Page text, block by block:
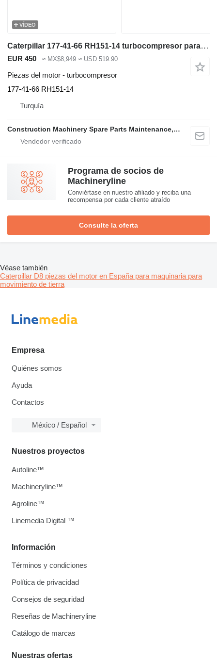
VÍDEO
Caterpillar 177-41-66 RH151-14 turbocompresor para Caterpillar D8 and D9 bulldozer
EUR 450 ≈ MX$8,949 ≈ USD 519.90
Piezas del motor - turbocompresor
177-41-66 RH151-14
Turquía
Construction Machinery Spare Parts Maintenance, Repair and Sales Company
Programa de socios de
Machineryline
Conviértase en nuestro afiliado y reciba una
recompensa por cada cliente atraído
Consulte la oferta
Véase también
Caterpillar D8 piezas del motor en España para maquinaria para
movimiento de tierra
Empresa
Quiénes somos
Ayuda
Contactos
México / Español
Información
Términos y condiciones
Política de privacidad
Consejos de seguridad
Reseñas de Machineryline
Catálogo de marcas
Nuestras ofertas
Nuestros proyectos
Autoline™
Machineryline™
Agroline™
Linemedia Digital ™